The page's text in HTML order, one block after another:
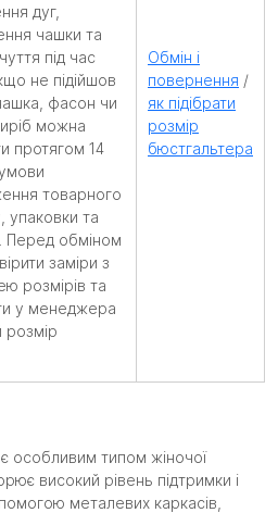
дуг,
чашки та
під час
не підійшов
фасон чи
можна
протягом 14
товарного
упаковки та
Перед обміном
заміри з
розмірів та
у менеджера
розмір
Обмін і
повернення /
як підібрати
розмір
бюстгальтера
особливим типом жіночої
високий рівень підтримки і
металевих каркасів,